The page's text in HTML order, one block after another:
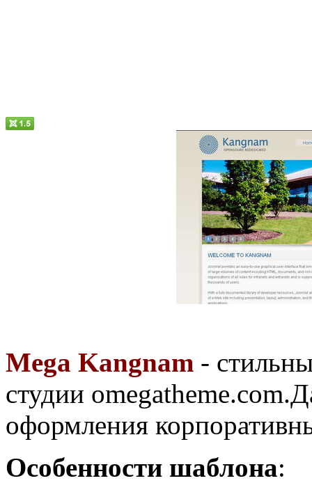
Mega Kangnam -
студии
оформления
Особенности шаблона: